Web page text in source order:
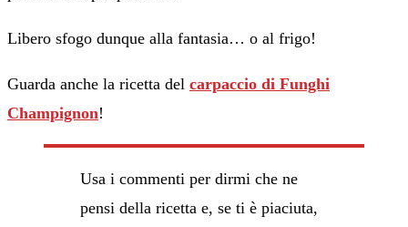
Libero sfogo dunque alla fantasia… o al frigo!
Guarda anche la ricetta del carpaccio di Funghi
Champignon!
Usa i commenti per dirmi che ne
pensi della ricetta e, se ti è piaciuta,